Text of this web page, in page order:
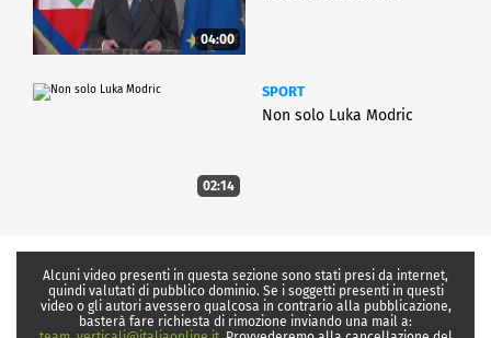
04:00
02:14
SPORT
Non solo Luka Modric
Alcuni video presenti in questa sezione sono stati presi da internet,
quindi valutati di pubblico dominio. Se i soggetti presenti in questi
video o gli autori avessero qualcosa in contrario alla pubblicazione,
basterà fare richiesta di rimozione inviando una mail a: